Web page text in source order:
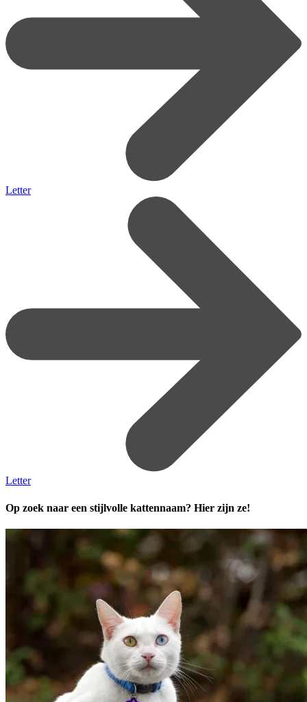
Letter
Letter
Op zoek naar een stijlvolle kattennaam? Hier zijn ze!